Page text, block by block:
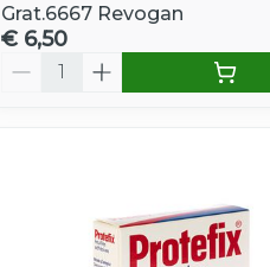
Grat.6667 Revogan
€ 6,50
Aantal